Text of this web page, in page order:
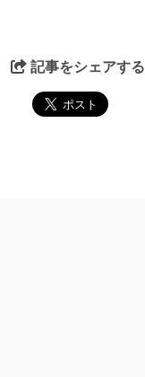
記事をシェアする